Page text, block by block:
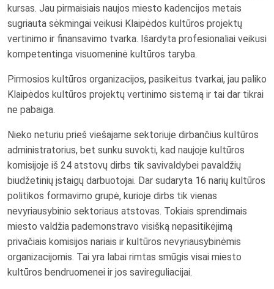
kursas. Jau pirmaisiais naujos miesto kadencijos metais
sugriauta sėkmingai veikusi Klaipėdos kultūros projektų
vertinimo ir finansavimo tvarka. Išardyta profesionaliai veikusi
kompetentinga visuomeninė kultūros taryba.
Pirmosios kultūros organizacijos, pasikeitus tvarkai, jau paliko
Klaipėdos kultūros projektų vertinimo sistemą ir tai dar tikrai
ne pabaiga.
Nieko neturiu prieš viešajame sektoriuje dirbančius kultūros
administratorius, bet sunku suvokti, kad naujoje kultūros
komisijoje iš 24 atstovų dirbs tik savivaldybei pavaldžių
biudžetinių įstaigų darbuotojai. Dar sudaryta 16 narių kultūros
politikos formavimo grupė, kurioje dirbs tik vienas
nevyriausybinio sektoriaus atstovas. Tokiais sprendimais
miesto valdžia pademonstravo visišką nepasitikėjimą
privačiais komisijos nariais ir kultūros nevyriausybinėmis
organizacijomis. Tai yra labai rimtas smūgis visai miesto
kultūros bendruomenei ir jos savireguliacijai.